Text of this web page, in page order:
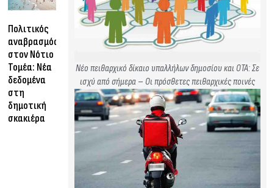
Πολιτικός
αναβρασμός
στον Νότιο
Τομέα: Νέα
δεδομένα
στη
δημοτική
σκακιέρα
Νέο πειθαρχικό δίκαιο υπαλλήλων δημοσίου και ΟΤΑ: Σε
ισχύ από σήμερα – Οι πρόσθετες πειθαρχικές ποινές